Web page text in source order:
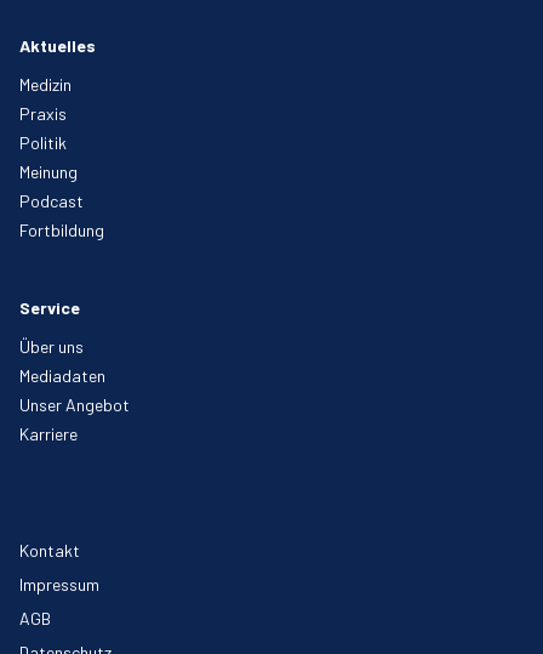
Aktuelles
Medizin
Praxis
Politik
Meinung
Podcast
Fortbildung
Service
Über uns
Mediadaten
Unser Angebot
Karriere
Kontakt
Impressum
AGB